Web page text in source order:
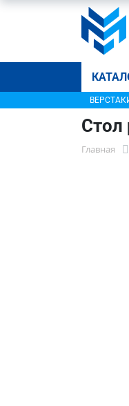
Стол
Главная